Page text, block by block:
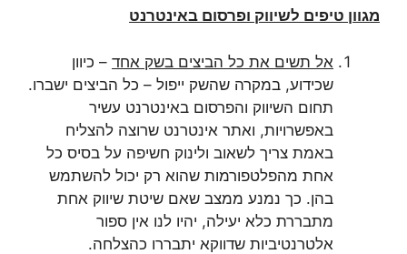
מגוון טיפים לשיווק ופרסום באינטרנט
אל תשים את כל הביצים בשק אחד – כיוון
שכידוע, במקרה שהשק ייפול – כל הביצים ישברו.
תחום השיווק והפרסום באינטרנט עשיר
באפשרויות, ואתר אינטרנט שרוצה להצליח
באמת צריך לשאוב ולינוק חשיפה על בסיס כל
אחת מהפלטפורמות שהוא רק יכול להשתמש
בהן. כך נמנע ממצב שאם שיטת שיווק אחת
מתבררת כלא יעילה, יהיו לנו אין ספור
אלטרנטיביות שדווקא יתבררו כהצלחה.